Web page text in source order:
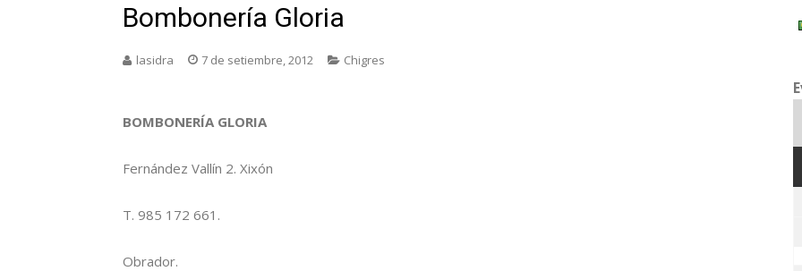
Bombonería Gloria
lasidra 7 de setiembre, 2012 Chigres
BOMBONERÍA GLORIA
Fernández Vallín 2. Xixón
T. 985 172 661.
Obrador.